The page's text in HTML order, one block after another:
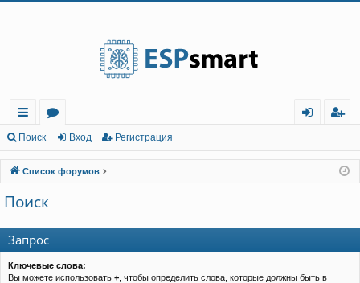
с
ы
лк
и
ру
м
ы
д
ис
тр
Поиск Вход Регистрация
Список форумов
Поиск
Запрос
Ключевые слова:
Вы можете использовать + , чтобы определить слова, которые должны быть в